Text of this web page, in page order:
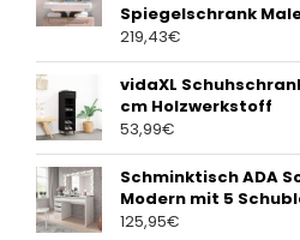
Spiegelschrank
219,43€
vidaXL
cm Holzwerkstoff
53,99€
Schminktisch ADA
Modern mit 5
125,95€